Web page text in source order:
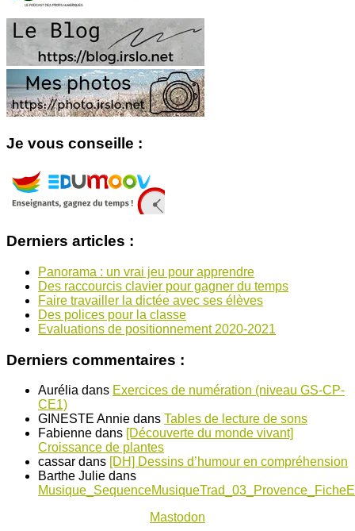
Je vous conseille :
Derniers articles :
Panorama : un vrai jeu pour apprendre
Des raccourcis clavier pour gagner du temps
Faire travailler la dictée avec ses élèves
Des polices pour la classe
Evaluations de positionnement 2020-2021
Derniers commentaires :
Aurélia dans Exercices de numération (niveau GS-CP-
CE1)
GINESTE Annie dans Tables de lecture de sons
Fabienne dans [Découverte du monde vivant]
Croissance de plantes
cassar dans [DH] Dessins d’humour en compréhension
Barthe Julie dans
Mastodon